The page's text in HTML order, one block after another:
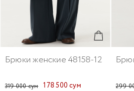
Брюки женские 48158-12
319 000 сум 178 500 сум 299